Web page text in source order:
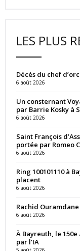
LES PLUS
Décès du chef
6 août 2026
Un consternant
par Barrie Kosky à
6 août 2026
Saint François
portée par Romeo
6 août 2026
Ring 100101110 à
placent
6 août 2026
Rachid
6 août 2026
À Bayreuth, le
par l’IA